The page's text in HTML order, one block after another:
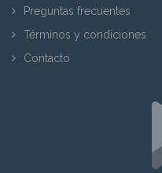
Preguntas frecuentes
Términos y condiciones
Contacto